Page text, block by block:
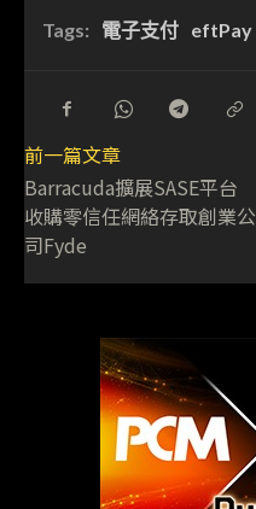
Tags: 電子支付 eftPay
前一篇文章
Barracuda擴展SASE平台
收購零信任網絡存取創業公
司Fyde